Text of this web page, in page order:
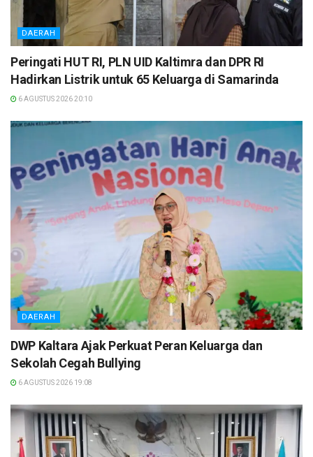
DAERAH
Peringati HUT RI, PLN UID Kaltimra dan DPR RI
Hadirkan Listrik untuk 65 Keluarga di Samarinda
6 AGUSTUS 2026 20:10
DAERAH
DWP Kaltara Ajak Perkuat Peran Keluarga dan
Sekolah Cegah Bullying
6 AGUSTUS 2026 19:08